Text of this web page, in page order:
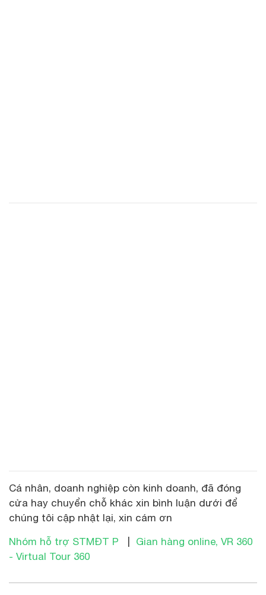
Cá nhân, doanh nghiệp còn kinh doanh, đã đóng
cửa hay chuyển chỗ khác xin bình luận dưới để
chúng tôi cập nhật lại, xin cám ơn
Nhóm hỗ trợ STMĐT P
Gian hàng online, VR 360
- Virtual Tour 360